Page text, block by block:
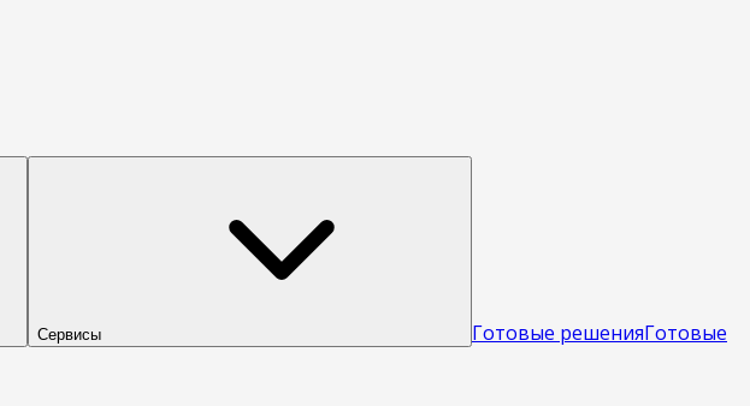
Сервисы Готовые решенияГотовые